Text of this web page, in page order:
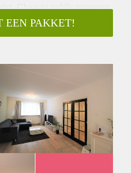
Close to public transport
and supermarket
months
EEN PAKKET!